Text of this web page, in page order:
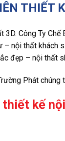
THIẾT
3D. Công Ty
nội thất khách
đẹp – nội thất
Phát chúng
thiết kế